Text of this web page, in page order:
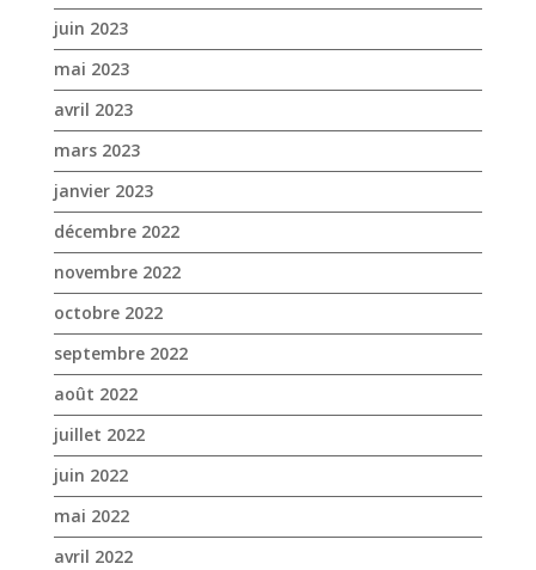
juin 2023
mai 2023
avril 2023
mars 2023
janvier 2023
décembre 2022
novembre 2022
octobre 2022
septembre 2022
août 2022
juillet 2022
juin 2022
mai 2022
avril 2022